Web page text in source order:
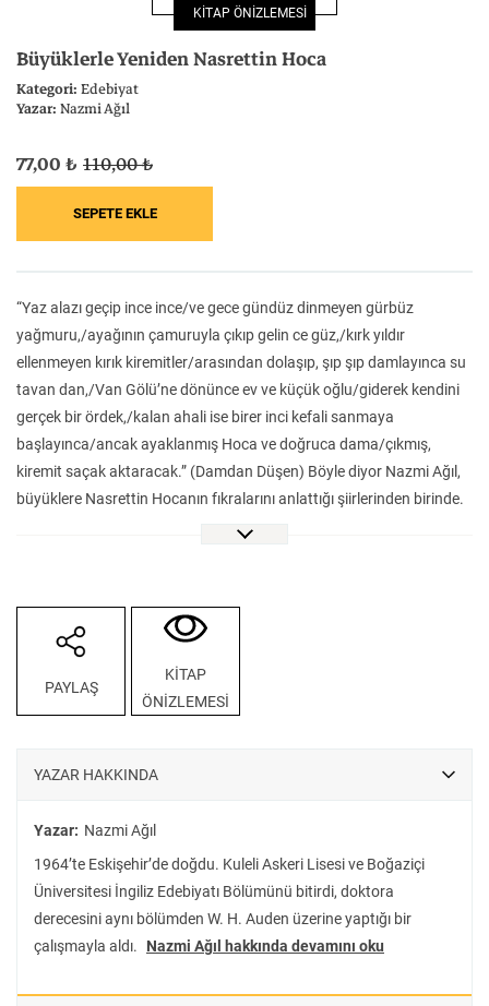
Felsefe Kesişimler
İnsan ve Toplum
Klasik Bilim
KİTAP ÖNİZLEMESİ
Büyüklerle Yeniden Nasrettin Hoca
Kategori:Edebiyat
Yazar:Nazmi Ağıl
“Yaz alazı geçip ince ince/ve gece gündüz dinmeyen gürbüz
yağmuru,/ayağının çamuruyla çıkıp gelin ce güz,/kırk yıldır
ellenmeyen kırık kiremitler/arasından dolaşıp, şıp şıp damlayınca su
tavan dan,/Van Gölü’ne dönünce ev ve küçük oğlu/giderek kendini
gerçek bir ördek,/kalan ahali ise birer inci kefali sanmaya
başlayınca/ancak ayaklanmış Hoca ve doğruca dama/çıkmış,
kiremit saçak aktaracak.” (Damdan Düşen) Böyle diyor Nazmi Ağıl,
büyüklere Nasrettin Hocanın fıkralarını anlattığı şiirlerinden birinde.
Bu tarzın öncesi de var: Orhan Veli, Nasrettin Hoca hikâyelerini 1949
kez yazıldı. Ünlü bilgemizin kuşaktan kuşağa aktarılagelen
maceralarını bir kez de şair Nazmi Ağıl büyükler için kaleme aldı.
Yüzyıllardır insanımızı gülümseten fıkraların tadı, engin bir hayal
gücü ve günümüze yapılan göndermelerle katmerleniyor. Ses
tekrarları, iç kafiyeler ve alışılmadık benzetmelerle Türkçemizin
başına, ister ailenizle, ama özellikle yüksek sesle okumanızı
77,00 ₺ 110,00 ₺
PAYLAŞ
KİTAP
ÖNİZLEMESİ
YAZAR HAKKINDA
Yazar: Nazmi Ağıl
1964’te Eskişehir’de doğdu. Kuleli Askeri Lisesi ve Boğaziçi
Üniversitesi İngiliz Edebiyatı Bölümünü bitirdi, doktora
derecesini aynı bölümden W. H. Auden üzerine yaptığı bir
çalışmayla aldı.
Nazmi Ağıl hakkında devamını oku